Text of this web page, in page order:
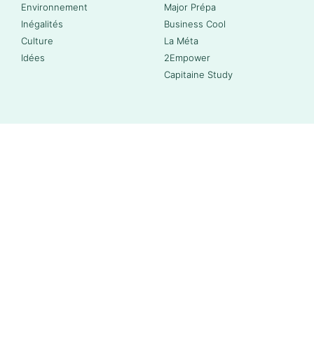
Environnement
Inégalités
Culture
Idées
Major Prépa
Business Cool
La Méta
2Empower
Capitaine Study